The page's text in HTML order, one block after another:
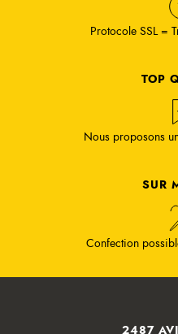
Protocole SSL =
TOP
Nous proposons
SUR
Confection
2487